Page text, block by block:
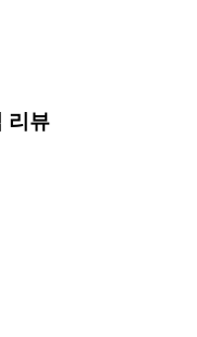
리뷰